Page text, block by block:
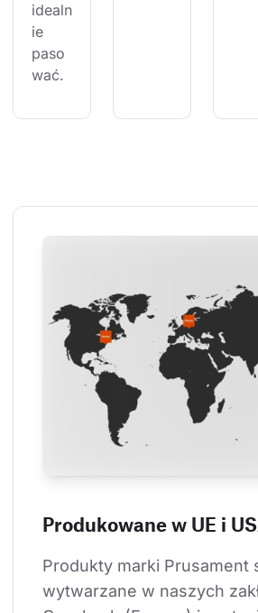
idealn
ie
paso
wać.
Produkowane w UE i
Produkty marki Prusament
wytwarzane w naszych